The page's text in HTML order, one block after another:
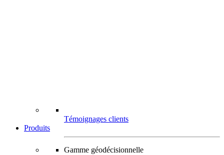
Témoignages clients
Produits
Gamme géodécisionnelle